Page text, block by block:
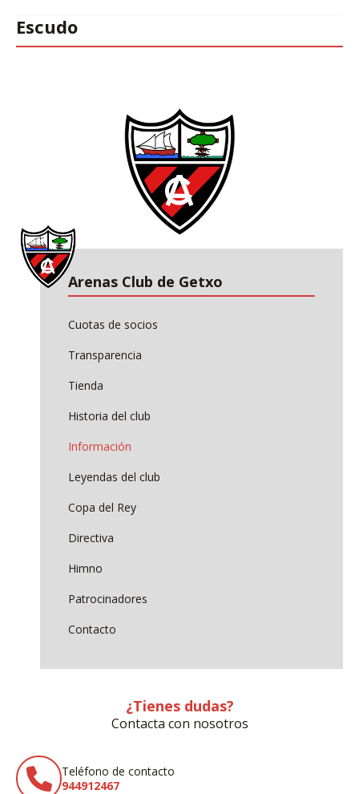
Arenas Club de Getxo
Cuotas de socios
Transparencia
Tienda
Historia del club
Información
Leyendas del club
Copa del Rey
Directiva
Himno
Patrocinadores
Contacto
¿Tienes dudas?
Contacta con nosotros
Teléfono de contacto
944912467
Escudo